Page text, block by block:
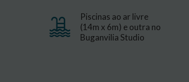
Piscinas ao ar livre
(14m x 6m) e outra no
Buganvilia Studio